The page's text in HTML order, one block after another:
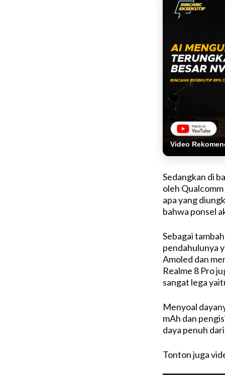
Video
Sedangkan di
oleh
apa yang
bahwa ponsel
Sebagai
pendahulunya
Amoled dan
Realme 8 Pro
sangat lega
Menyoal
mAh dan
daya penuh
Tonton juga